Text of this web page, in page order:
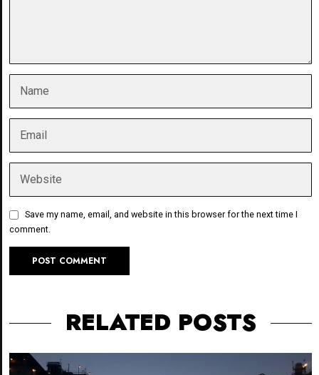
Save my name, email, and website in this browser for the next time I
comment.
RELATED POSTS